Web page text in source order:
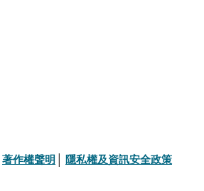
著作權聲明 隱私權及資訊安全政策